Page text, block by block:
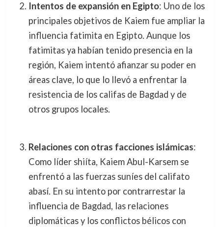
Intentos de expansión en Egipto: Uno de los
principales objetivos de Kaiem fue ampliar la
influencia fatimita en Egipto. Aunque los
fatimitas ya habían tenido presencia en la
región, Kaiem intentó afianzar su poder en
áreas clave, lo que lo llevó a enfrentar la
resistencia de los califas de Bagdad y de
otros grupos locales.
Relaciones con otras facciones islámicas:
Como líder shiíta, Kaiem Abul-Karsem se
enfrentó a las fuerzas suníes del califato
abasí. En su intento por contrarrestar la
influencia de Bagdad, las relaciones
diplomáticas y los conflictos bélicos con